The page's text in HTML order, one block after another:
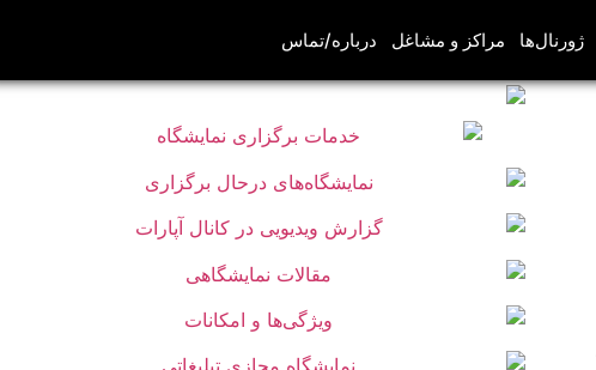
ژورنال‌ها مراکز و مشاغل درباره/تماس